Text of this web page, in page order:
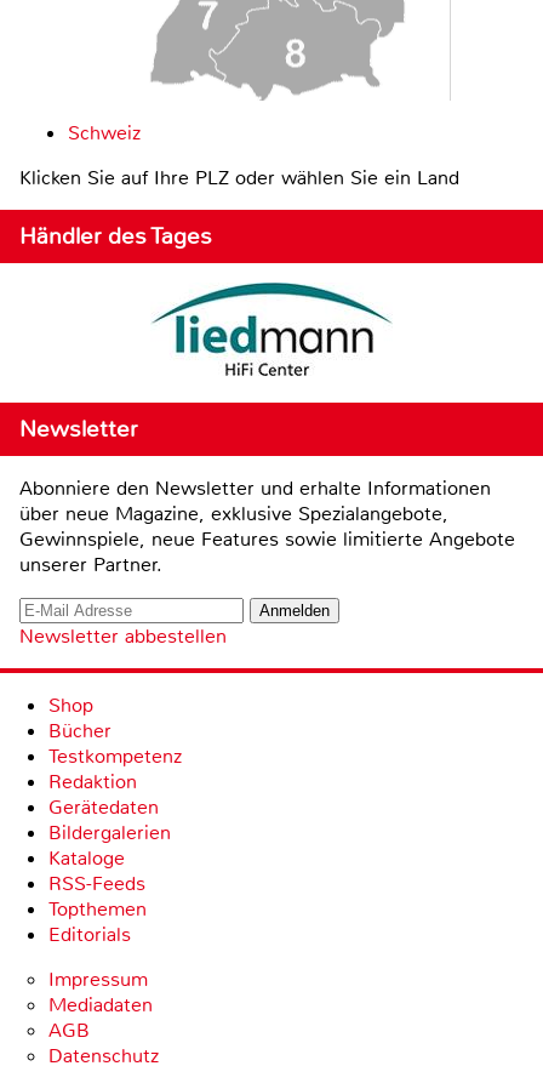
Schweiz
Klicken Sie auf Ihre PLZ oder wählen Sie ein Land
Händler des Tages
Newsletter
Abonniere den Newsletter und erhalte Informationen
über neue Magazine, exklusive Spezialangebote,
Gewinnspiele, neue Features sowie limitierte Angebote
unserer Partner.
Newsletter abbestellen
Shop
Bücher
Testkompetenz
Redaktion
Gerätedaten
Bildergalerien
Kataloge
RSS-Feeds
Topthemen
Editorials
Impressum
Mediadaten
AGB
Datenschutz